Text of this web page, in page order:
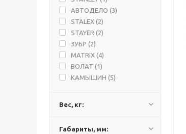
АВТОДЕЛО (3)
STALEX (2)
STAYER (2)
ЗУБР (2)
MATRIX (4)
ВОЛАТ (1)
КАМЫШИН (5)
Вес, кг:
Габариты, мм: